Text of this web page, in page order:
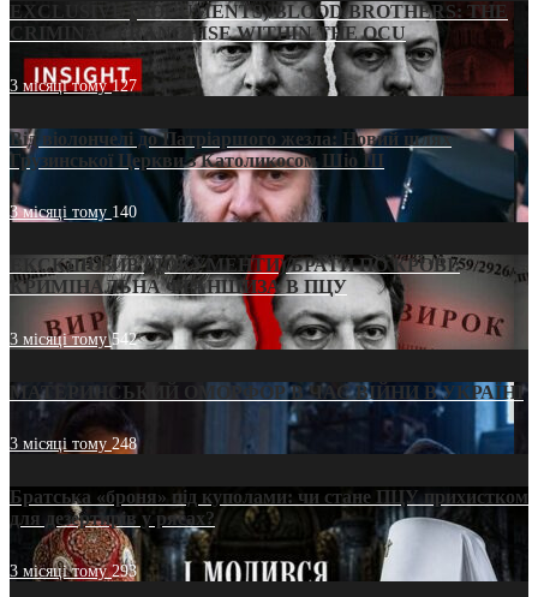
EXCLUSIVE (DOCUMENTS)/BLOOD BROTHERS: THE
CRIMINAL FRANCHISE WITHIN THE OCU
3 місяці тому127
Від віолончелі до Патріаршого жезла: Новий шлях
Грузинської Церкви з Католикосом Шіо III
3 місяці тому 140
ЕКСКЛЮЗИВ (ДОКУМЕНТИ)/БРАТИ ПО КРОВІ:
КРИМІНАЛЬНА ФРАНШИЗА В ПЦУ
3 місяці тому542
МАТЕРИНСЬКИЙ ОМОРФОР В ЧАС ВІЙНИ В УКРАЇНІ
3 місяці тому248
Братська «броня» під куполами: чи стане ПЦУ прихистком
для дезертирів у рясах?
3 місяці тому293